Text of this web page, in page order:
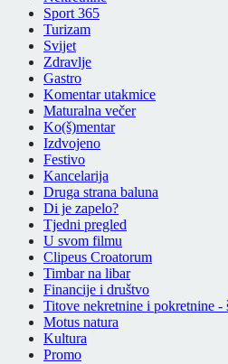
Sport 365
Turizam
Svijet
Zdravlje
Gastro
Komentar utakmice
Maturalna večer
Ko(š)mentar
Izdvojeno
Festivo
Kancelarija
Druga strana baluna
Di je zapelo?
Tjedni pregled
U svom filmu
Clipeus Croatorum
Timbar na libar
Financije i društvo
Titove nekretnine i pokretnine -
Motus natura
Kultura
Promo